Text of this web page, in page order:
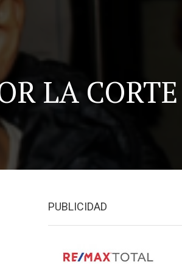
LA CORTE
PUBLICIDAD